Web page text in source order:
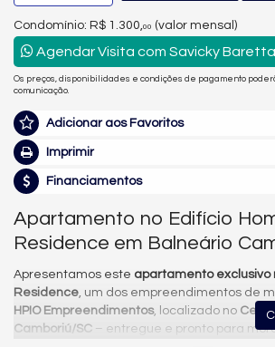
Condomínio: R$ 1.300, 00 (valor mensal)
Agendar Visita com Savicky
Os preços, disponibilidades e condições de pagamento
comunicação.
Adicionar aos Favoritos
Imprimir
Financiamentos
Apartamento no Edifício
Residence em Balneário
Apresentamos este apartamento exclusivo
Residence, um dos empreendimentos de
HPIO Empreendimentos, localizado no
Camboriú/SC – entregue e pronto para